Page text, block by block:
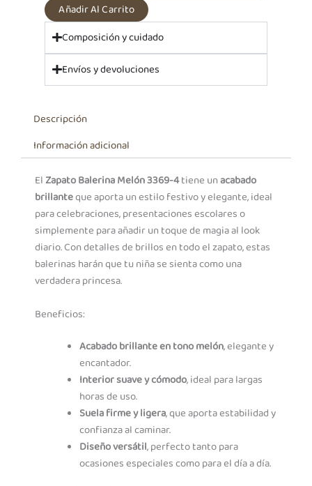
Añadir Al Carrito
Composición y cuidado
Envíos y devoluciones
Descripción
Información adicional
El Zapato Balerina Melón 3369-4tiene unacabado
brillanteque aporta un estilo festivo y elegante, ideal
para celebraciones, presentaciones escolares o
simplemente para añadir un toque de magia al look
diario. Con detalles de brillos en todo el zapato, estas
balerinas harán que tu niña se sienta como una
verdadera princesa.
Beneficios:
Acabado brillante en tono melón, elegante y
encantador.
Interior suave y cómodo, ideal para largas
horas de uso.
Suela firme y ligera, que aporta estabilidad y
confianza al caminar.
Diseño versátil, perfecto tanto para
ocasiones especiales como para el día a día.